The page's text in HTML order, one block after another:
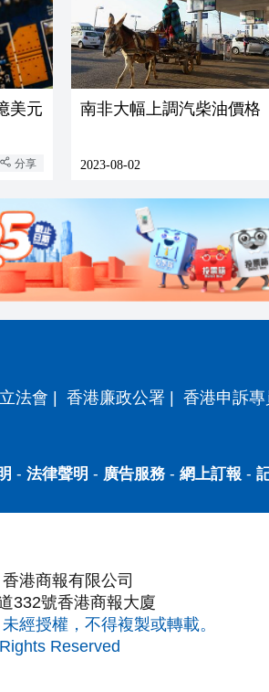
美元
分享
南非大幅上調汽柴油價格
2023-08-02
法會 香港廉政公署
香港申訴
- 法律聲明 - 廣告服務- 網上訂報 -
港商報有限公司
332號香港商報大廈
經授權，不得複製或轉載。
Reserved